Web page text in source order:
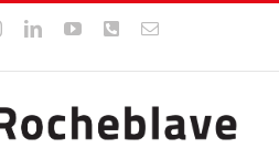
InstagramLinkedInYouTubeWhatsApp
Email